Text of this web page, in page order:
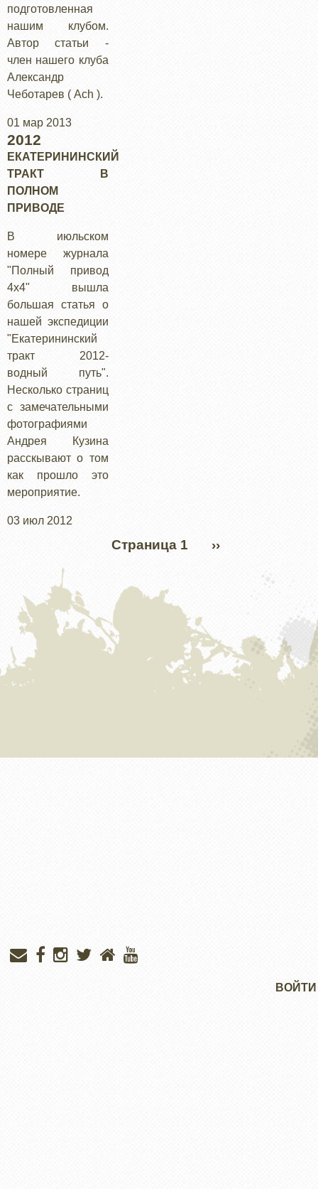
подготовленная
нашим клубом.
Автор статьи -
член нашего клуба
Александр
Чеботарев ( Ach ).
01 мар 2013
2012
ЕКАТЕРИНИНСКИЙ
ТРАКТ В
ПОЛНОМ
ПРИВОДЕ
В июльском
номере журнала
"Полный привод
4х4" вышла
большая статья о
нашей экспедиции
"Екатерининский
тракт 2012-
водный путь".
Несколько страниц
с замечательными
фотографиями
Андрея Кузина
расскывают о том
как прошло это
мероприятие.
03 июл 2012
Страница 1
СЛЕДУЮЩАЯ
››
ВОЙТИ